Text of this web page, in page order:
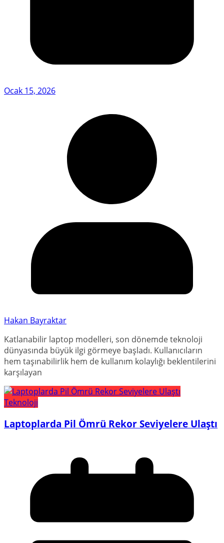
Ocak 15, 2026
Hakan Bayraktar
Katlanabilir laptop modelleri, son dönemde teknoloji
dünyasında büyük ilgi görmeye başladı. Kullanıcıların
hem taşınabilirlik hem de kullanım kolaylığı beklentilerini
karşılayan
Teknoloji
Laptoplarda Pil Ömrü Rekor Seviyelere Ulaştı